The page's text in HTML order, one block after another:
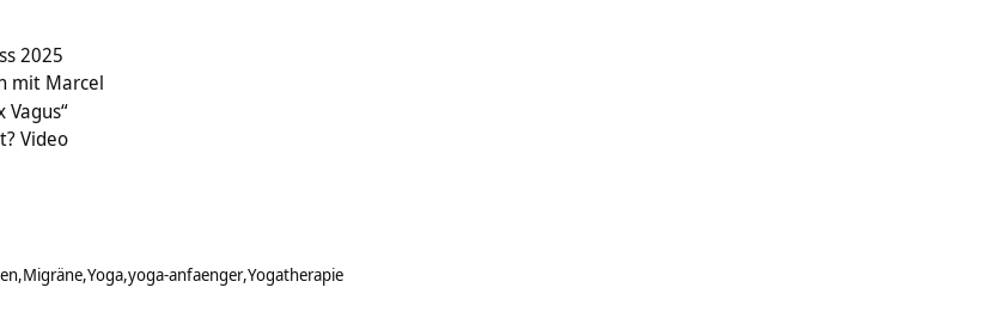
2025
mit Marcel
Video
Migräne Yoga yoga-anfaenger Yogatherapie